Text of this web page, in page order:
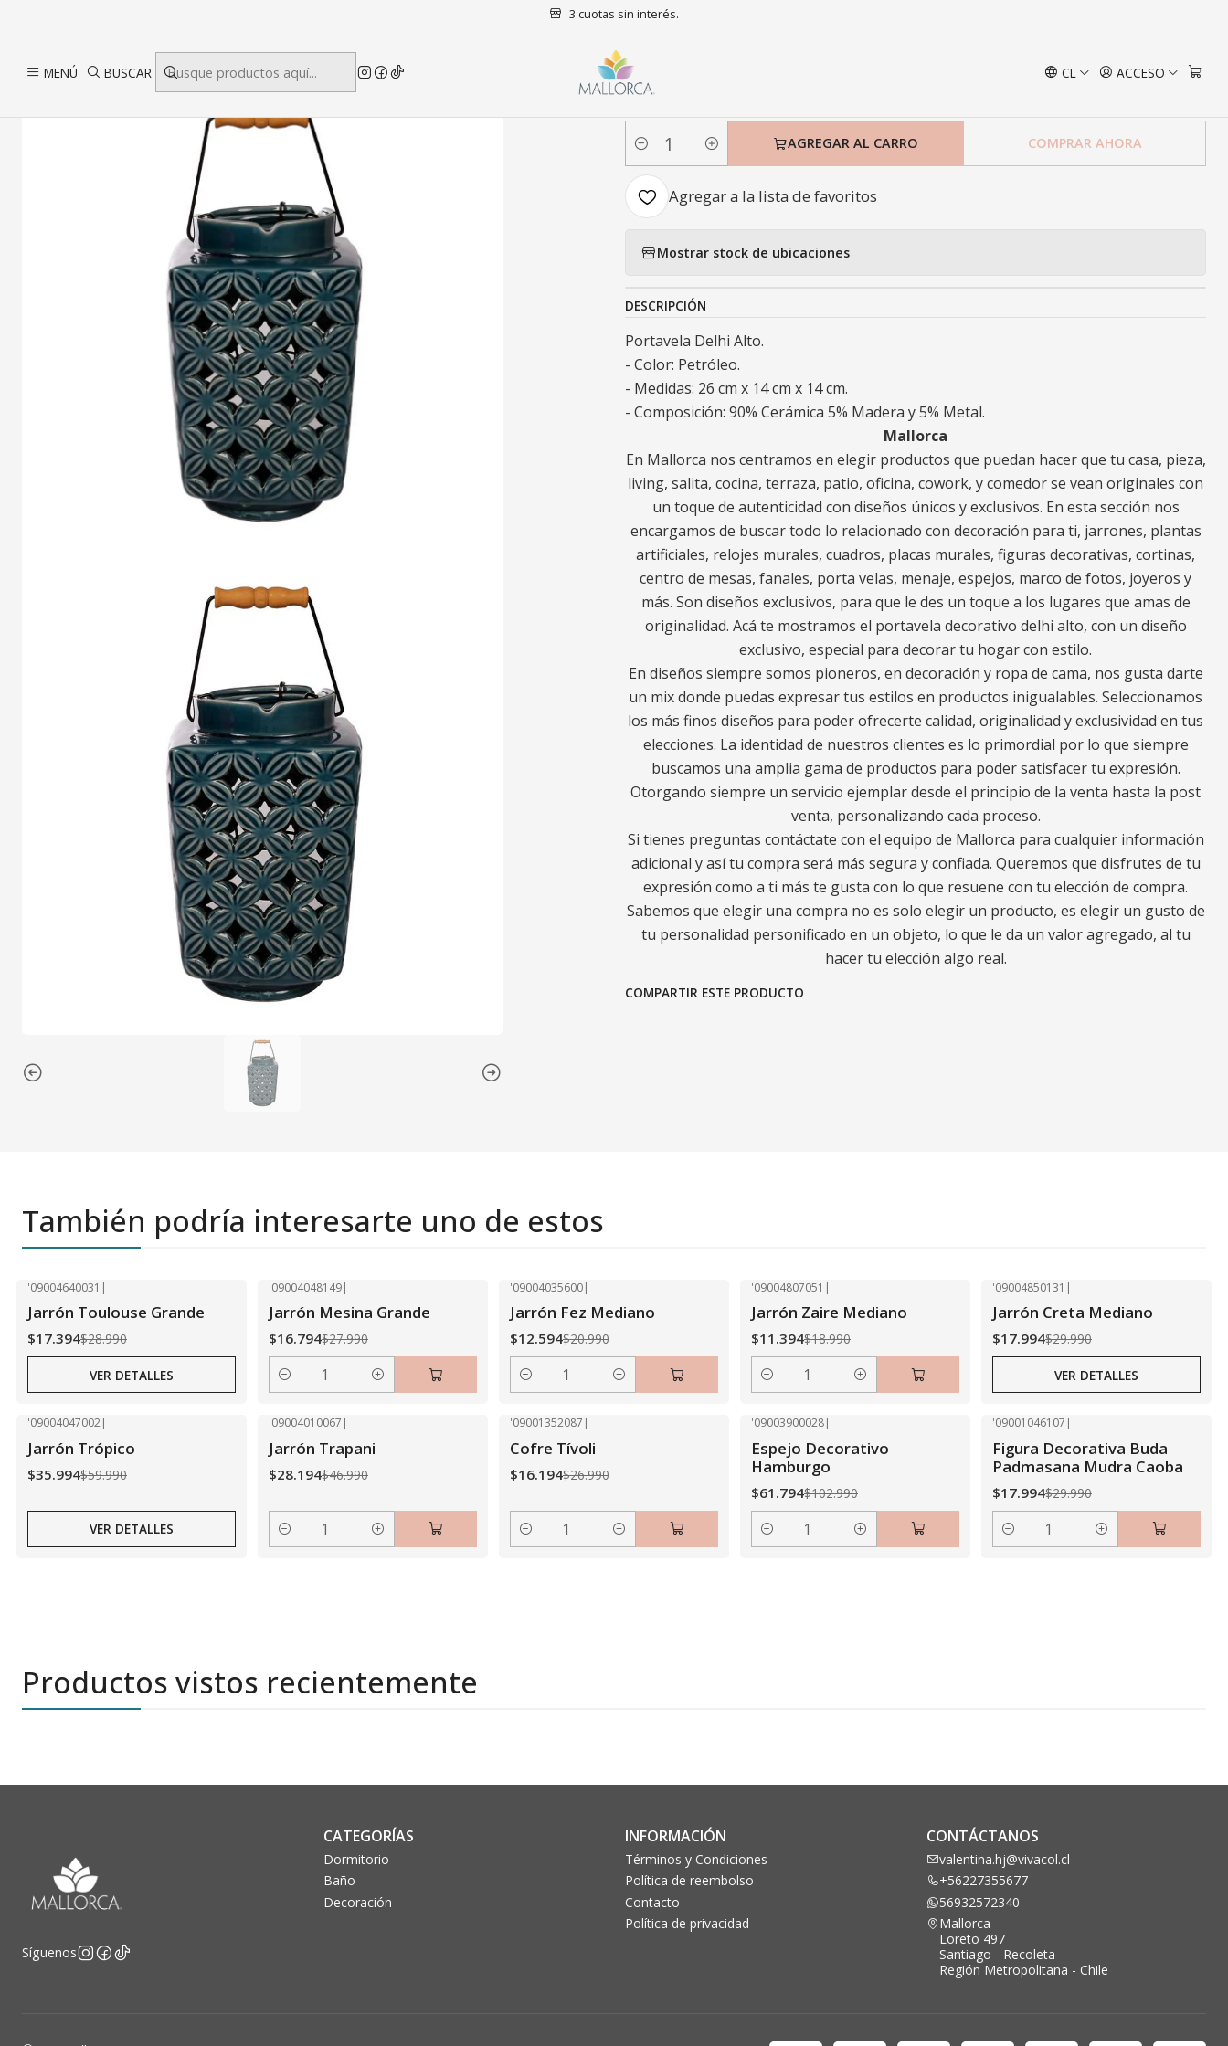
MENÚ BUSCAR CL ACCESO
3 cuotas sin interés.
Decoración Portavelas Portavela Delhi Alto
|
Portavela Delhi Alto
Cantidad
AGREGAR AL CARRO COMPRAR AHORA
Agregar a la lista de favoritos
Mostrar stock de ubicaciones
DESCRIPCIÓN
Portavela Delhi Alto.
- Color: Petróleo.
- Medidas: 26 cm x 14 cm x 14 cm.
- Composición: 90% Cerámica 5% Madera y 5% Metal.
Mallorca
En Mallorca nos centramos en elegir productos que puedan hacer que tu casa, pieza,
living, salita, cocina, terraza, patio, oficina, cowork, y comedor se vean originales con
un toque de autenticidad con diseños únicos y exclusivos. En esta sección nos
encargamos de buscar todo lo relacionado con decoración para ti, jarrones, plantas
artificiales, relojes murales, cuadros, placas murales, figuras decorativas, cortinas,
centro de mesas, fanales, porta velas, menaje, espejos, marco de fotos, joyeros y
más. Son diseños exclusivos, para que le des un toque a los lugares que amas de
originalidad. Acá te mostramos el portavela decorativo delhi alto, con un diseño
exclusivo, especial para decorar tu hogar con estilo.
En diseños siempre somos pioneros, en decoración y ropa de cama, nos gusta darte
un mix donde puedas expresar tus estilos en productos inigualables. Seleccionamos
los más finos diseños para poder ofrecerte calidad, originalidad y exclusividad en tus
elecciones. La identidad de nuestros clientes es lo primordial por lo que siempre
buscamos una amplia gama de productos para poder satisfacer tu expresión.
Otorgando siempre un servicio ejemplar desde el principio de la venta hasta la post
venta, personalizando cada proceso.
Si tienes preguntas contáctate con el equipo de Mallorca para cualquier información
adicional y así tu compra será más segura y confiada. Queremos que disfrutes de tu
expresión como a ti más te gusta con lo que resuene con tu elección de compra.
Sabemos que elegir una compra no es solo elegir un producto, es elegir un gusto de
tu personalidad personificado en un objeto, lo que le da un valor agregado, al tu
hacer tu elección algo real.
COMPARTIR ESTE PRODUCTO
También podría interesarte uno de estos
'09004640031 |
Jarrón Toulouse Grande
$17.394$28.990
VER DETALLES
'09004048149|
Jarrón Mesina Grande
$16.794$27.990
Cantidad
'09004035600|
Jarrón Fez Mediano
$12.594$20.990
Cantidad
'09004807051 |
Jarrón Zaire Mediano
$11.394$18.990
Cantidad
'09004850131 |
Jarrón Creta Mediano
$17.994$29.990
VER DETALLES
Agotado
'09004047002|
Jarrón Trópico
$35.994$59.990
VER DETALLES
'09004010067 |
Jarrón Trapani
$28.194$46.990
Cantidad
'09001352087 |
Cofre Tívoli
$16.194$26.990
Cantidad
'09003900028|
Espejo Decorativo
Hamburgo
$61.794$102.990
Cantidad
'09001046107 |
Figura Decorativa Buda
Padmasana Mudra Caoba
$17.994$29.990
Cantidad
Productos vistos recientemente
Síguenos
CATEGORÍAS
Dormitorio
Baño
Decoración
INFORMACIÓN
Términos y Condiciones
Política de reembolso
Contacto
Política de privacidad
CONTÁCTANOS
valentina.hj@vivacol.cl
+56227355677
56932572340
Mallorca
Loreto 497
Santiago - Recoleta
Región Metropolitana - Chile